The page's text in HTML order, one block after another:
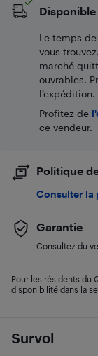
Survol
Le temps
vous
marché
ouvrables.
l’expédition.
Profitez de
ce vendeur.
Politique
Consulter la
Garantie
Consultez du
Pour les résidents du
disponibilité dans la